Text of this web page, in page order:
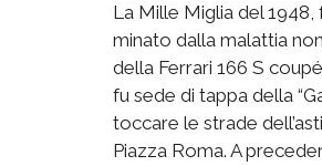
La Mille Miglia del
minato dalla malattia
della Ferrari 166 S coupé
fu sede di tappa della
toccare le strade
Piazza Roma. A